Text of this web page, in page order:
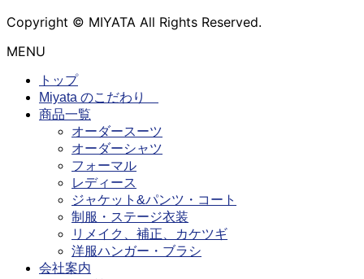
Copyright © MIYATA All Rights Reserved.
MENU
トップ
Miyata のこだわり
商品一覧
オーダースーツ
オーダーシャツ
フォーマル
レディース
ジャケット&パンツ・コート
制服・ステージ衣装
リメイク、補正、カケツギ
洋服ハンガー・ブラシ
会社案内